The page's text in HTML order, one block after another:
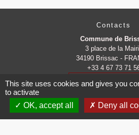
Contacts
Commune de
3 place de la
34190 Brissac -
+33 4 67 73 71
Contact par
This site uses cookies and gives you
to activate
OK, accept all
Deny all